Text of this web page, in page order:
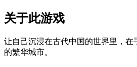
关于此游戏
让自己沉浸在古代中国的世界里，
的繁华城市。